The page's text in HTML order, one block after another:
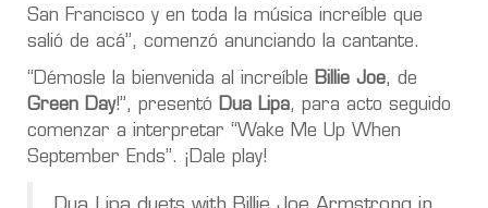
San Francisco y en toda la música increíble que
salió de acá”, comenzó anunciando la cantante.
“Démosle la bienvenida al increíble Billie Joe, de
Green Day!”, presentó Dua Lipa, para acto seguido
comenzar a interpretar “Wake Me Up When
September Ends”. ¡Dale play!